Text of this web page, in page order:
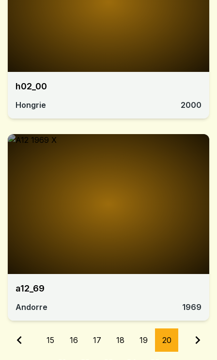
h02_00
Hongrie 2000
a12_69
Andorre 1969
15 16 17 18 19 20